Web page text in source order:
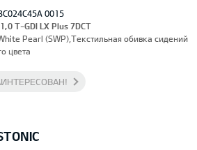
0015
T-GDI LX Plus 7DCT
Pearl (SWP),Текстильная обивка сидений
цвета